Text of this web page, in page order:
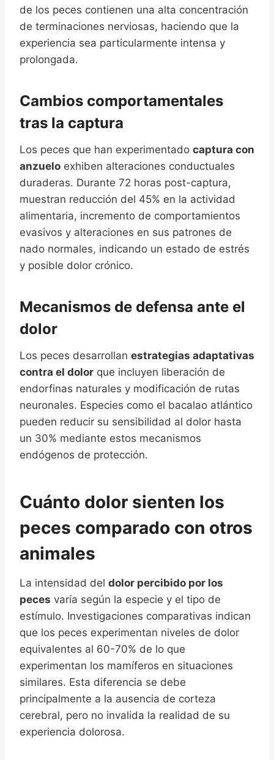
de los peces contienen una alta concentración
de terminaciones nerviosas, haciendo que la
experiencia sea particularmente intensa y
prolongada.
Cambios comportamentales
tras la captura
Los peces que han experimentado captura con
anzuelo exhiben alteraciones conductuales
duraderas. Durante 72 horas post-captura,
muestran reducción del 45% en la actividad
alimentaria, incremento de comportamientos
evasivos y alteraciones en sus patrones de
nado normales, indicando un estado de estrés
y posible dolor crónico.
Mecanismos de defensa ante el
dolor
Los peces desarrollan estrategias adaptativas
contra el dolor que incluyen liberación de
endorfinas naturales y modificación de rutas
neuronales. Especies como el bacalao atlántico
pueden reducir su sensibilidad al dolor hasta
un 30% mediante estos mecanismos
endógenos de protección.
Cuánto dolor sienten los
peces comparado con otros
animales
La intensidad del dolor percibido por los
peces varía según la especie y el tipo de
estímulo. Investigaciones comparativas indican
que los peces experimentan niveles de dolor
equivalentes al 60-70% de lo que
experimentan los mamíferos en situaciones
similares. Esta diferencia se debe
principalmente a la ausencia de corteza
cerebral, pero no invalida la realidad de su
experiencia dolorosa.